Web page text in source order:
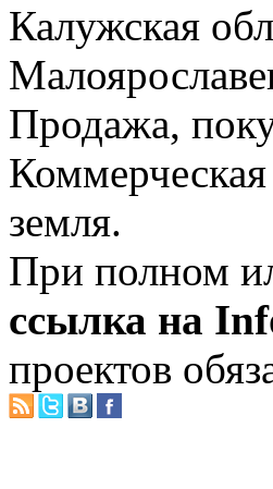
Калужская
Продажа,
земля.
При полном
ссылка на
проектов